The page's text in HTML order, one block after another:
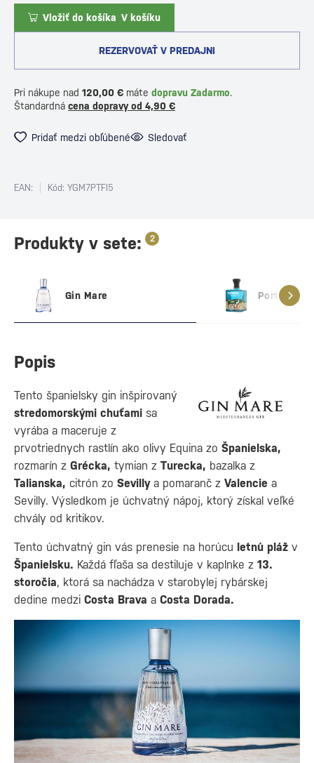
Vložiť do košíka V košíku
REZERVOVAŤ V PREDAJNI
Pri nákupe nad 120,00 € máte dopravu Zadarmo.
Štandardná cena dopravy od 4,90 €
Pridať medzi obľúbené Sledovať
EAN: Kód: YGM7PTFI5
Produkty v sete: 2
Gin Mare Portofino
Popis
Tento španielsky gin inšpirovaný
stredomorskými chuťami sa
vyrába a maceruje z
prvotriednych rastlín ako olivy Equina zo Španielska,
rozmarín z Grécka, tymian z Turecka, bazalka z
Talianska, citrón zo Sevillya pomaranč z Valencie a
Sevilly. Výsledkom je úchvatný nápoj, ktorý získal veľké
chvály od kritikov.
Tento úchvatný gin vás prenesie na horúcu letnú pláž v
Španielsku. Každá fľaša sa destiluje v kaplnke z 13.
storočia, ktorá sa nachádza v starobylej rybárskej
dedine medzi Costa Brava a Costa Dorada.